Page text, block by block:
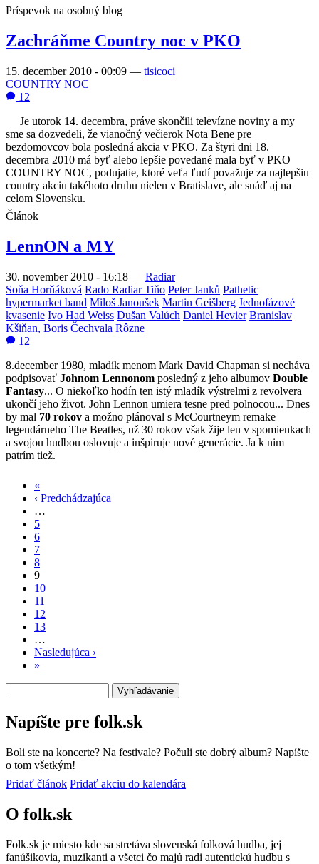
Príspevok na osobný blog
Zachráňme Country noc v PKO
15. december 2010 - 00:09 — tisicoci
COUNTRY NOC
12
Je utorok 14. decembra, práve skončili televízne noviny a my
sme sa dozvedeli, že vianočný večierok Nota Bene pre
bezdomovcov bola posledná akcia v PKO. Za štyri dni 18.
decembra 2010 má byť alebo lepšie povedané mala byť v PKO
COUNTRY NOC, podujatie, ktoré veľa ľudí považuje za najlepšiu
country akciu takéhoto druhu nielen v Bratislave, ale snáď aj na
celom Slovensku.
Článok
LennON a MY
30. november 2010 - 16:18 — Radiar
Soňa Horňáková Rado Radiar Tiňo Peter Janků Pathetic
hypermarket band Miloš Janoušek Martin Geišberg Jednofázové
kvasenie Ivo Had Weiss Dušan Valúch Daniel Hevier Branislav
Kšiňan, Boris Čechvala Rôzne
12
8.december 1980, mladík menom Mark David Chapman si necháva
podpisovať Johnom Lennonom posledný z jeho albumov Double
Fantasy... O niekoľko hodín ten istý mladík výstrelmi z revolvera
ukončí jeho život. John Lennon umiera tesne pred polnocou... Dnes
by mal 70 rokov a možno plánoval s McCourtneym remake
legendárneho The Beatles, už 30 rokov však žije len v spomienkach
a svojou hudbou oslovuje a inšpiruje nové generácie. Ja k nim
patrím tiež.
Stránkovanie
«
strana
‹ Predchádzajúca
…
5
6
7
8
9
10
11
12
13
…
Nasledujúca ›
»
Napíšte pre folk.sk
Boli ste na koncerte? Na festivale? Počuli ste dobrý album? Napíšte
o tom všetkým!
Pridať článok Pridať akciu do kalendára
O folk.sk
Folk.sk je miesto kde sa stretáva slovenská folková hudba, jej
fanúšikovia, muzikanti a všetci čo majú radi autentickú hudbu s